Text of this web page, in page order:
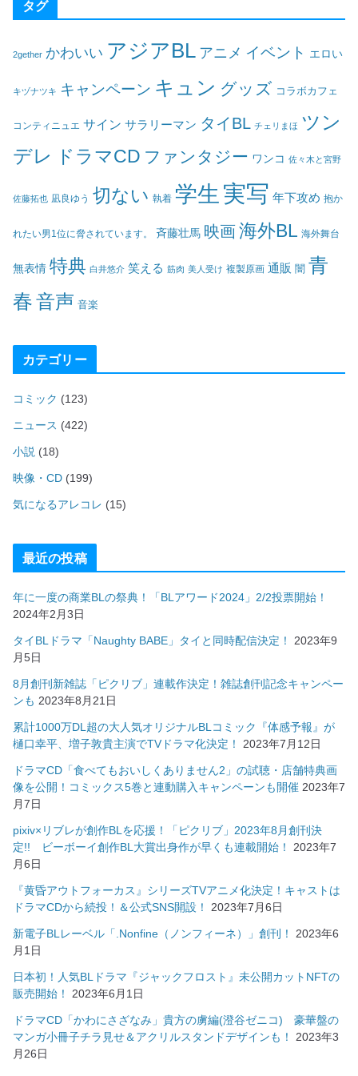
タグ
2gether かわいい アジアBL アニメ イベント エロい
キヅナツキ キャンペーン キュン グッズ コラボカフェ
コンティニュエ サイン サラリーマン タイBL チェリまほ ツン
デレ
ドラマCD ファンタジー ワンコ 佐々木と宮野
佐藤拓也 凪良ゆう 切ない 執着 学生 実写 年下攻め 抱か
れたい男1位に脅されています。 斉藤壮馬 映画海外BL 海外舞台
無表情 特典 白井悠介 笑える 筋肉 美人受け 複製原画 通販 闇 青
春音声 音楽
カテゴリー
コミック (123)
ニュース (422)
小説 (18)
映像・CD (199)
気になるアレコレ (15)
最近の投稿
年に一度の商業BLの祭典！「BLアワード2024」2/2投票開始！
2024年2月3日
タイBLドラマ「Naughty BABE」タイと同時配信決定！
2023年9
月5日
8月創刊新雑誌「ピクリブ」連載作決定！雑誌創刊記念キャンペー
ンも 2023年8月21日
累計1000万DL超の大人気オリジナルBLコミック『体感予報』が
樋口幸平、増子敦貴主演でTVドラマ化決定！
2023年7月12日
ドラマCD「食べてもおいしくありません2」の試聴・店舗特典画
像を公開！コミックス5巻と連動購入キャンペーンも開催 2023年7
月7日
pixiv×リブレが創作BLを応援！「ピクリブ」2023年8月創刊決
定!! ビーボーイ創作BL大賞出身作が早くも連載開始！
2023年7
月6日
『黄昏アウトフォーカス』シリーズTVアニメ化決定！キャストは
ドラマCDから続投！＆公式SNS開設！
2023年7月6日
新電子BLレーベル「.Nonfine（ノンフィーネ）」創刊！
2023年6
月1日
日本初！人気BLドラマ『ジャックフロスト』未公開カットNFTの
販売開始！
2023年6月1日
ドラマCD「かわにさざなみ」貴方の虜編(澄谷ゼニコ) 豪華盤の
マンガ小冊子チラ見せ＆アクリルスタンドデザインも！
2023年3
月26日